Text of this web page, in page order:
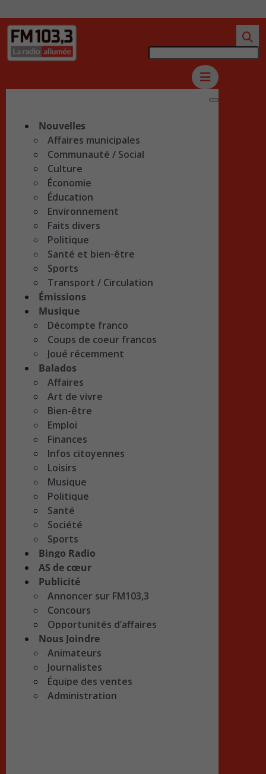
Nouvelles
Affaires municipales
Communauté / Social
Culture
Économie
Éducation
Environnement
Faits divers
Politique
Santé et bien-être
Sports
Transport / Circulation
Émissions
Musique
Décompte franco
Coups de coeur francos
Joué récemment
Balados
Affaires
Art de vivre
Bien-être
Emploi
Finances
Infos citoyennes
Loisirs
Musique
Politique
Santé
Société
Sports
Bingo Radio
AS de cœur
Publicité
Annoncer sur FM103,3
Concours
Opportunités d’affaires
Nous Joindre
Animateurs
Journalistes
Équipe des ventes
Administration